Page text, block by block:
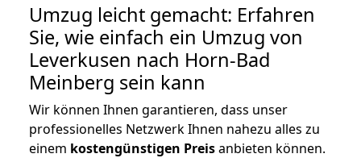
Umzug leicht gemacht: Erfahren
Sie, wie einfach ein Umzug von
Leverkusen nach Horn-Bad
Meinberg sein kann
Wir können Ihnen garantieren, dass unser
professionelles Netzwerk Ihnen nahezu alles zu
einem kostengünstigen Preisanbieten können.